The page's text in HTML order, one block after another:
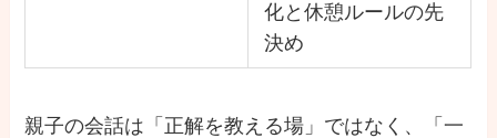
化と休憩ルールの先
決め
親子の会話は「正解を教える場」ではなく、「一